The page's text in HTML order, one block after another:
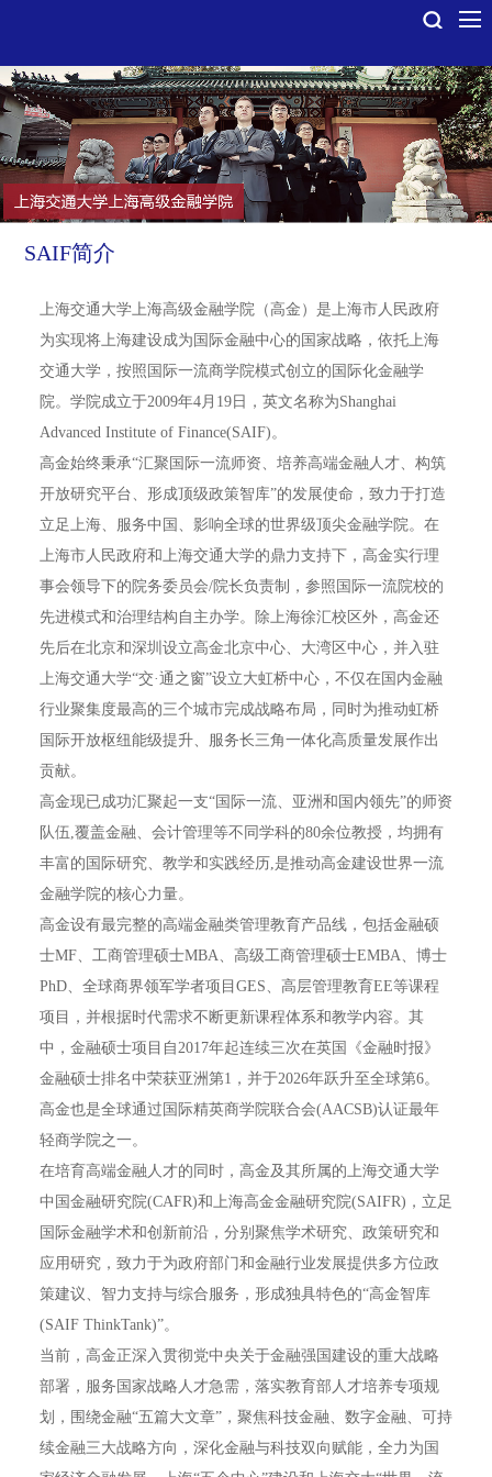
SAIF简介
上海交通大学上海高级金融学院（高金）是上海市人民政府
为实现将上海建设成为国际金融中心的国家战略，依托上海
交通大学，按照国际一流商学院模式创立的国际化金融学
院。学院成立于2009年4月19日，英文名称为Shanghai
Advanced Institute of Finance(SAIF)。
高金始终秉承“汇聚国际一流师资、培养高端金融人才、构筑
开放研究平台、形成顶级政策智库”的发展使命，致力于打造
立足上海、服务中国、影响全球的世界级顶尖金融学院。在
上海市人民政府和上海交通大学的鼎力支持下，高金实行理
事会领导下的院务委员会/院长负责制，参照国际一流院校的
先进模式和治理结构自主办学。除上海徐汇校区外，高金还
先后在北京和深圳设立高金北京中心、大湾区中心，并入驻
上海交通大学“交·通之窗”设立大虹桥中心，不仅在国内金融
行业聚集度最高的三个城市完成战略布局，同时为推动虹桥
国际开放枢纽能级提升、服务长三角一体化高质量发展作出
贡献。
高金现已成功汇聚起一支“国际一流、亚洲和国内领先”的师资
队伍,覆盖金融、会计管理等不同学科的80余位教授，均拥有
丰富的国际研究、教学和实践经历,是推动高金建设世界一流
金融学院的核心力量。
高金设有最完整的高端金融类管理教育产品线，包括金融硕
士MF、工商管理硕士MBA、高级工商管理硕士EMBA、博士
PhD、全球商界领军学者项目GES、高层管理教育EE等课程
项目，并根据时代需求不断更新课程体系和教学内容。其
中，金融硕士项目自2017年起连续三次在英国《金融时报》
金融硕士排名中荣获亚洲第1，并于2026年跃升至全球第6。
高金也是全球通过国际精英商学院联合会(AACSB)认证最年
轻商学院之一。
在培育高端金融人才的同时，高金及其所属的上海交通大学
中国金融研究院(CAFR)和上海高金金融研究院(SAIFR)，立足
国际金融学术和创新前沿，分别聚焦学术研究、政策研究和
应用研究，致力于为政府部门和金融行业发展提供多方位政
策建议、智力支持与综合服务，形成独具特色的“高金智库
(SAIF ThinkTank)”。
当前，高金正深入贯彻党中央关于金融强国建设的重大战略
部署，服务国家战略人才急需，落实教育部人才培养专项规
划，围绕金融“五篇大文章”，聚焦科技金融、数字金融、可持
续金融三大战略方向，深化金融与科技双向赋能，全力为国